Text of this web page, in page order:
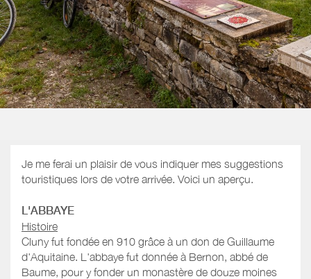
Je me ferai un plaisir de vous indiquer mes suggestions
touristiques lors de votre arrivée. Voici un aperçu.
L'ABBAYE
Histoire
Cluny fut fondée en 910 grâce à un don de Guillaume
d'Aquitaine. L'abbaye fut donnée à Bernon, abbé de
Baume, pour y fonder un monastère de douze moines